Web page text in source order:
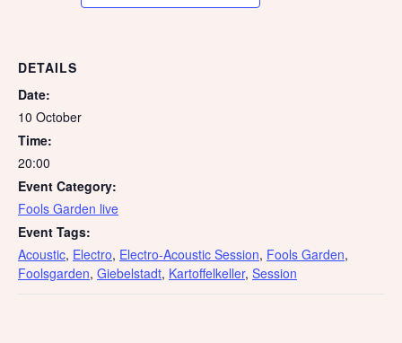
DETAILS
Date:
10 October
Time:
20:00
Event Category:
Fools Garden live
Event Tags:
Acoustic, Electro, Electro-Acoustic Session, Fools Garden,
Foolsgarden, Giebelstadt, Kartoffelkeller, Session